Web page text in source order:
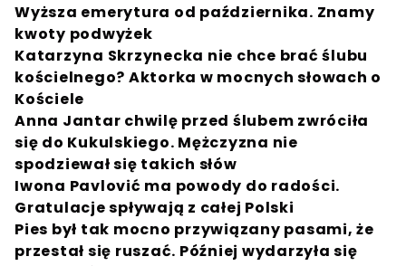
Wyższa emerytura od października. Znamy
kwoty podwyżek
Katarzyna Skrzynecka nie chce brać ślubu
kościelnego? Aktorka w mocnych słowach o
Kościele
Anna Jantar chwilę przed ślubem zwróciła
się do Kukulskiego. Mężczyzna nie
spodziewał się takich słów
Iwona Pavlović ma powody do radości.
Gratulacje spływają z całej Polski
Pies był tak mocno przywiązany pasami, że
przestał się ruszać. Później wydarzyła się